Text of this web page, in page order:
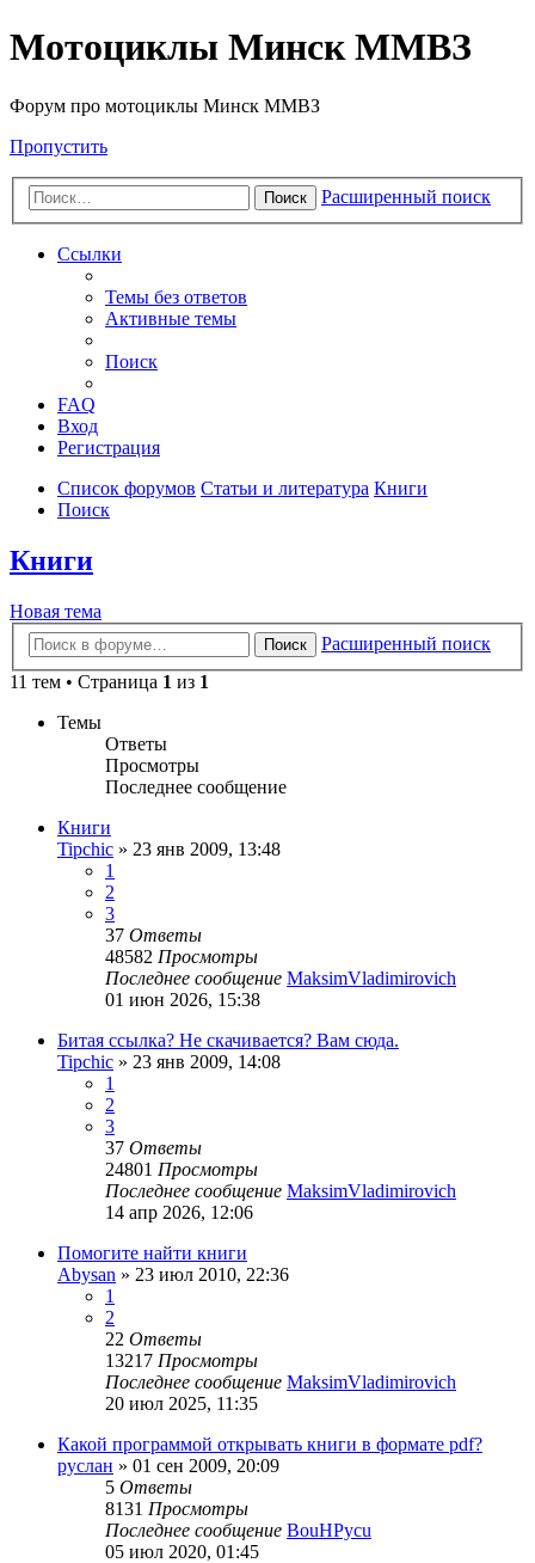
Мотоциклы Минск ММВЗ
Форум про мотоциклы Минск ММВЗ
Пропустить
Поиск Расширенный поиск
Ссылки
Темы без ответов
Активные темы
Поиск
FAQ
Вход
Регистрация
Список форумов Статьи и литература Книги
Поиск
Книги
Новая тема
Поиск
Расширенный поиск
11 тем • Страница 1 из 1
Темы
Ответы
Просмотры
Последнее сообщение
Книги
Tipchic » 23 янв 2009, 13:48
1
2
3
37 Ответы
48582 Просмотры
Последнее сообщение MaksimVladimirovich
01 июн 2026, 15:38
Битая ссылка? Не скачивается? Вам сюда.
Tipchic » 23 янв 2009, 14:08
1
2
3
37 Ответы
24801 Просмотры
Последнее сообщение MaksimVladimirovich
14 апр 2026, 12:06
Помогите найти книги
Abysan » 23 июл 2010, 22:36
1
2
22 Ответы
13217 Просмотры
Последнее сообщение MaksimVladimirovich
20 июл 2025, 11:35
Какой программой открывать книги в формате pdf?
руслан » 01 сен 2009, 20:09
5 Ответы
8131 Просмотры
Последнее сообщение BouHPycu
05 июл 2020, 01:45